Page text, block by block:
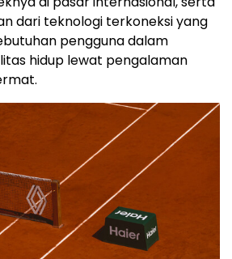
dari teknologi terkoneksi yang
pengguna dalam
hidup lewat pengalaman